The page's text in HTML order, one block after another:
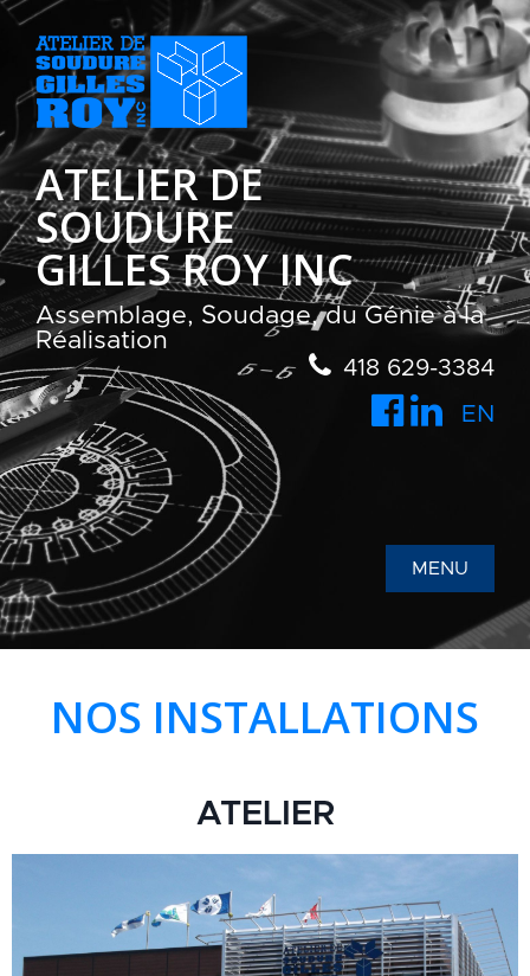
ATELIER DE
SOUDURE
GILLES ROY INC
Assemblage, Soudage, du Génie à la
Réalisation
418 629-3384
EN
MENU
NOS INSTALLATIONS
ATELIER